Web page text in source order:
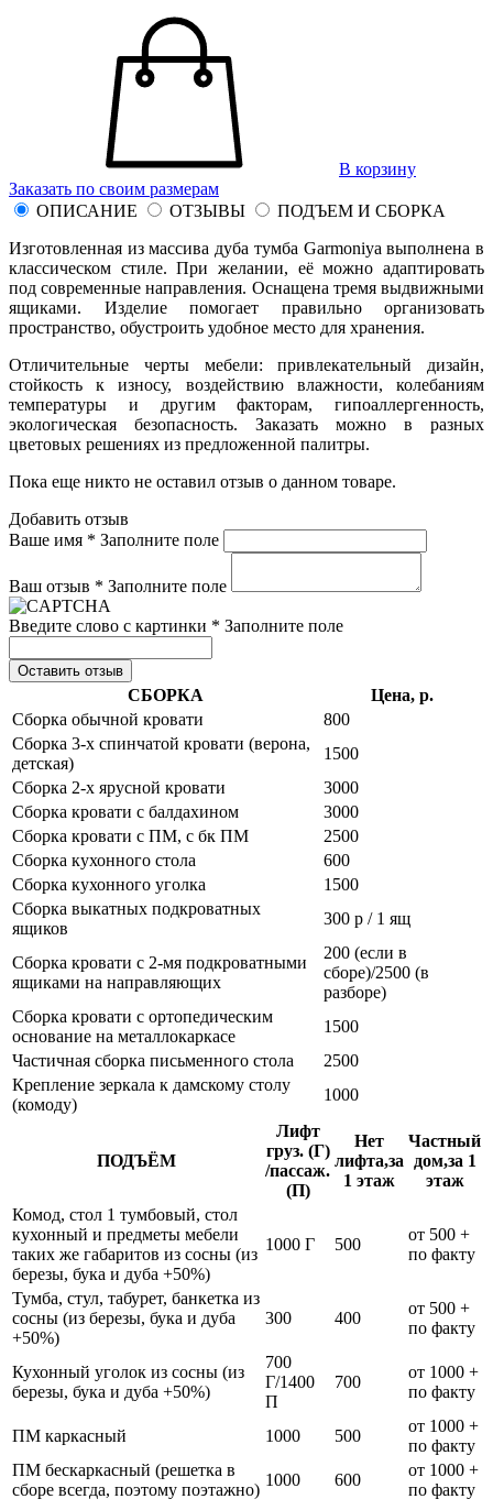
В корзину
Заказать по своим размерам
ОПИСАНИЕ
ОТЗЫВЫ
ПОДЪЕМ И СБОРКА
Изготовленная из массива дуба тумба Garmoniya выполнена в
классическом стиле. При желании, её можно адаптировать
под современные направления. Оснащена тремя выдвижными
ящиками. Изделие помогает правильно организовать
пространство, обустроить удобное место для хранения.
Отличительные черты мебели: привлекательный дизайн,
стойкость к износу, воздействию влажности, колебаниям
температуры и другим факторам, гипоаллергенность,
экологическая безопасность. Заказать можно в разных
цветовых решениях из предложенной палитры.
Пока еще никто не оставил отзыв о данном товаре.
Добавить отзыв
Ваше имя * Заполните поле
Ваш отзыв * Заполните поле
Введите слово с картинки * Заполните поле
Оставить отзыв
СБОРКА
Цена, р.
Сборка обычной кровати
800
Сборка 3-х спинчатой кровати (верона,
детская)
1500
Сборка 2-х ярусной кровати
3000
Сборка кровати с балдахином
3000
Сборка кровати с ПМ, с бк ПМ
2500
Сборка кухонного стола
600
Сборка кухонного уголка
1500
Сборка выкатных подкроватных
ящиков
300 р / 1 ящ
Сборка кровати с 2-мя подкроватными
ящиками на направляющих
200 (если в
сборе)/2500 (в
разборе)
Сборка кровати с ортопедическим
основание на металлокаркасе
1500
Частичная сборка письменного стола
2500
Крепление зеркала к дамскому столу
(комоду)
1000
ПОДЪЁМ
Лифт
груз. (Г)
/пассаж.
(П)
Нет
лифта,за
1 этаж
Частный
дом,за 1
этаж
Комод, стол 1 тумбовый, стол
кухонный и предметы мебели
таких же габаритов из сосны (из
березы, бука и дуба +50%)
1000 Г 500
от 500 +
по факту
Тумба, стул, табурет, банкетка из
сосны (из березы, бука и дуба
+50%)
300 400
от 500 +
по факту
Кухонный уголок из сосны (из
березы, бука и дуба +50%)
700
Г/1400
П
700
от 1000 +
по факту
ПМ каркасный 1000 500
от 1000 +
по факту
ПМ бескаркасный (решетка в
сборе всегда, поэтому поэтажно)
1000 600
от 1000 +
по факту